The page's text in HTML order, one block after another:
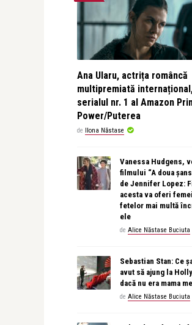
Ana Ularu, actrița româncă
multipremiată
serialul nr. 1 al Amazon
Power/Puterea
de Ilona Năstase
Vanessa Hudgens,
filmului “A doua
de Jennifer Lopez:
acesta va oferi
fetelor mai multă
ele
de Alice Năstase Buciuta
Sebastian Stan: Ce
avut să ajung la
dacă nu era mama
de Alice Năstase Buciuta